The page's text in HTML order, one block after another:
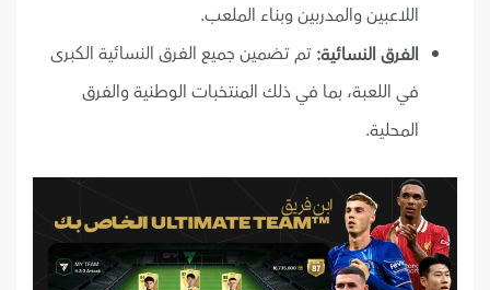
اللاعبين والمدربين وبناء الملعب.
الفرق النسائية: تم تضمين جميع الفرق النسائية الكبرى
في اللعبة، بما في ذلك المنتخبات الوطنية والفرق
المحلية.